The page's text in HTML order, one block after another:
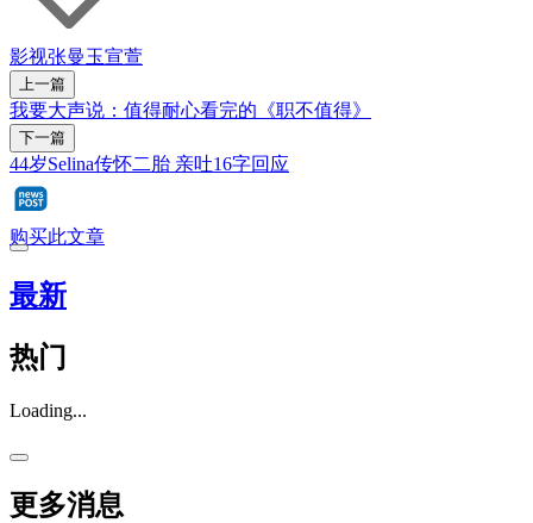
影视张曼玉宣萱
上一篇
我要大声说：值得耐心看完的《职不值得》
下一篇
44岁Selina传怀二胎 亲吐16字回应
购买此文章
最新
热门
Loading...
更多消息